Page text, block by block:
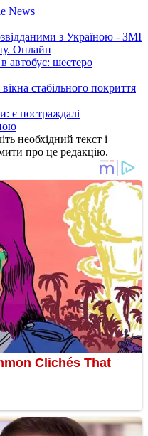
News
з Україною - ЗМІ
Онлайн
автобус: шестеро
стабільного покриття
є постраждалі
необхідний текст і
про це редакцію.